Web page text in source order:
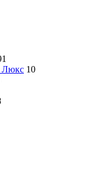
Люкс 10